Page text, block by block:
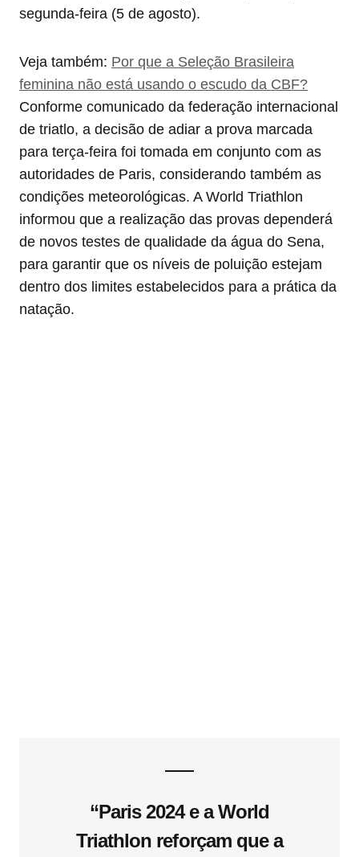
segunda-feira (5 de agosto).
Veja também: Por que a Seleção Brasileira
feminina não está usando o escudo da CBF?
Conforme comunicado da federação internacional
de triatlo, a decisão de adiar a prova marcada
para terça-feira foi tomada em conjunto com as
autoridades de Paris, considerando também as
condições meteorológicas. A World Triathlon
informou que a realização das provas dependerá
de novos testes de qualidade da água do Sena,
para garantir que os níveis de poluição estejam
dentro dos limites estabelecidos para a prática da
natação.
“Paris 2024 e a World
Triathlon reforçam que a